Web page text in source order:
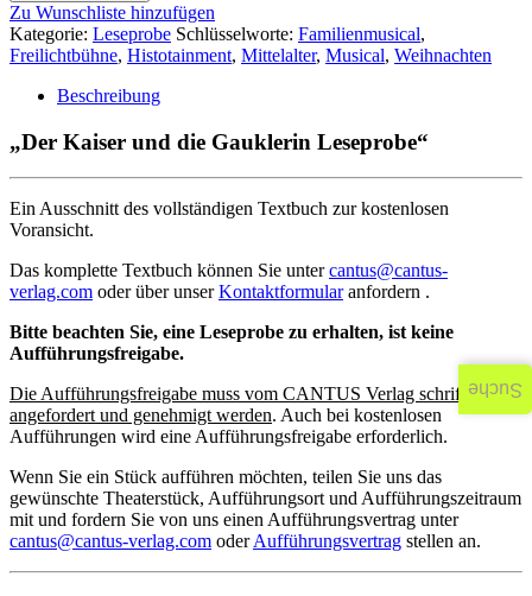
Zu Wunschliste hinzufügen
Kategorie: Leseprobe Schlüsselworte: Familienmusical,
Freilichtbühne, Histotainment, Mittelalter, Musical, Weihnachten
Beschreibung
„Der Kaiser und die Gauklerin Leseprobe“
Ein Ausschnitt des vollständigen Textbuch zur kostenlosen
Voransicht.
Das komplette Textbuch können Sie untercantus@cantus-
verlag.com oder über unserKontaktformularanfordern .
Bitte beachten Sie, eine Leseprobe zu erhalten, ist keine
Aufführungsfreigabe.
Die Aufführungsfreigabe muss vom CANTUS Verlag schriftlich
angefordert und genehmigt werden. Auch bei kostenlosen
Aufführungen wird eine Aufführungsfreigabe erforderlich.
Wenn Sie ein Stück aufführen möchten, teilen Sie uns das
gewünschte Theaterstück, Aufführungsort und Aufführungszeitraum
mit und fordern Sie von uns einen Aufführungsvertrag unter
cantus@cantus-verlag.com oderAufführungsvertrag stellen an.
Suche